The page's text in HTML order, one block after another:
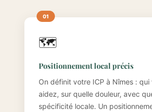
🗺️
Positionnement local précis
On définit votre ICP à Nîmes : qui
aidez, sur quelle douleur, avec
spécificité locale. Un